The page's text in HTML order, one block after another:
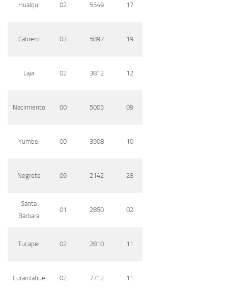
Hualqui 02 5549 17
Cabrero 03 5897 19
Laja 02 3812 12
Nacimiento 00 5005 09
Yumbel 00 3908 10
Negrete 09 2142 28
Santa
Bárbara
01 2850 02
Tucapel 02 2810 11
Curanilahue 02 7712 11